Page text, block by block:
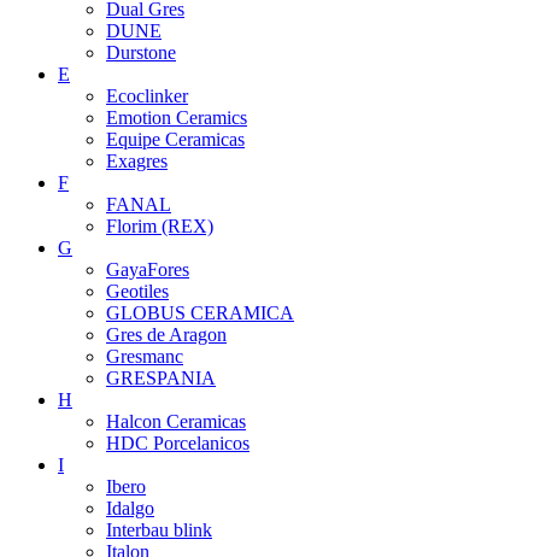
Dual Gres
DUNE
Durstone
E
Ecoclinker
Emotion Ceramics
Equipe Ceramicas
Exagres
F
FANAL
Florim (REX)
G
GayaFores
Geotiles
GLOBUS CERAMICA
Gres de Aragon
Gresmanc
GRESPANIA
H
Halcon Ceramicas
HDC Porcelanicos
I
Ibero
Idalgo
Interbau blink
Italon